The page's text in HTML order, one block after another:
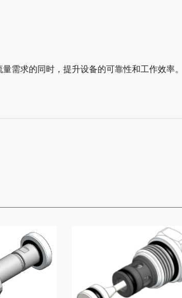
求的同时，提升设备的可靠性和工作效率。